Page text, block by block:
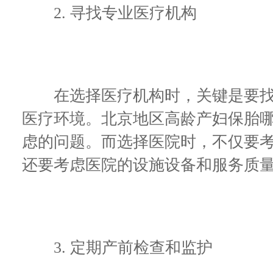
2. 寻找专业医疗机构
在选择医疗机构时，关键是要找
医疗环境。北京地区高龄产妇保胎
虑的问题。而选择医院时，不仅要
还要考虑医院的设施设备和服务质
3. 定期产前检查和监护